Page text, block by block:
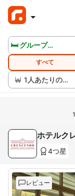
🛏️ グループルームを見る
すべて
1人あたりの価格
ホテルク
4つ星
レビュー